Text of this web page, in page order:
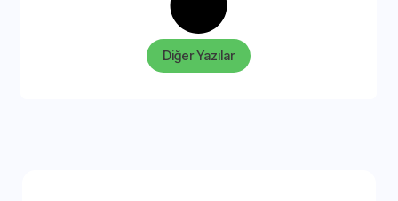
Diğer Yazılar